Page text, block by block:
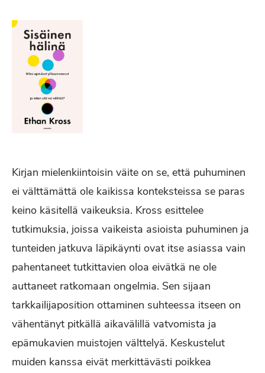
Kirjan mielenkiintoisin väite on se, että puhuminen
ei välttämättä ole kaikissa konteksteissa se paras
keino käsitellä vaikeuksia. Kross esittelee
tutkimuksia, joissa vaikeista asioista puhuminen ja
tunteiden jatkuva läpikäynti ovat itse asiassa vain
pahentaneet tutkittavien oloa eivätkä ne ole
auttaneet ratkomaan ongelmia. Sen sijaan
tarkkailijaposition ottaminen suhteessa itseen on
vähentänyt pitkällä aikavälillä vatvomista ja
epämukavien muistojen välttelyä. Keskustelut
muiden kanssa eivät merkittävästi poikkea